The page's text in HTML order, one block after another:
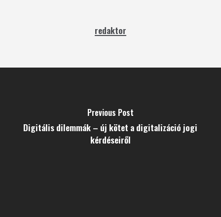
redaktor
Previous Post
Digitális dilemmák – új kötet a digitalizáció jogi
kérdéseiről